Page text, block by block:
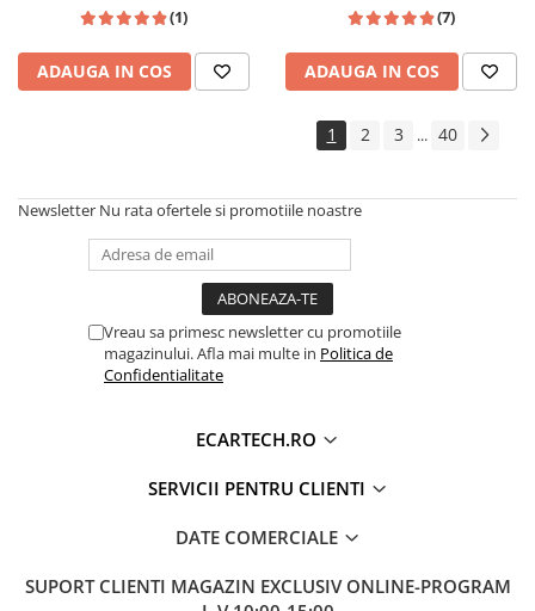
(1)
ADAUGA IN COS
(7)
ADAUGA IN COS
1 2 3 ... 40
Newsletter Nu rata ofertele si promotiile noastre
Vreau sa primesc newsletter cu promotiile
magazinului. Afla mai multe in Politica de
Confidentialitate
ECARTECH.RO
SERVICII PENTRU CLIENTI
DATE COMERCIALE
SUPORT CLIENTI MAGAZIN EXCLUSIV ONLINE-PROGRAM